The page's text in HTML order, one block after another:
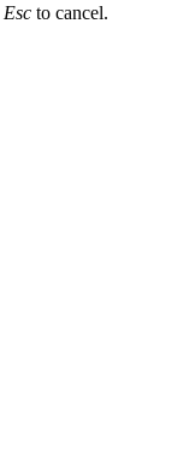
Esc to cancel.